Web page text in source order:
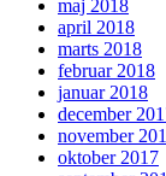
maj 2018
april 2018
marts 2018
februar 2018
januar 2018
december
november
oktober 2017